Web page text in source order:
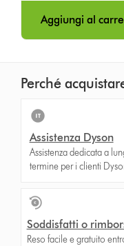
Aggiungi al
Perché
Assistenza Dyson
Assistenza dedicata a
termine per i clienti
Soddisfatti o
Reso facile e gratuito